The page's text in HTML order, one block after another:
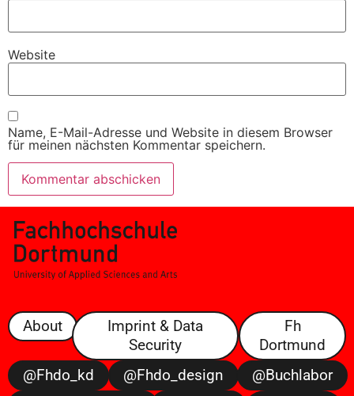
Website
Name, E-Mail-Adresse und Website in diesem Browser
für meinen nächsten Kommentar speichern.
About
Imprint & Data
Security
Fh
Dortmund
@fhdo_kd
@fhdo_design
@buchlabor